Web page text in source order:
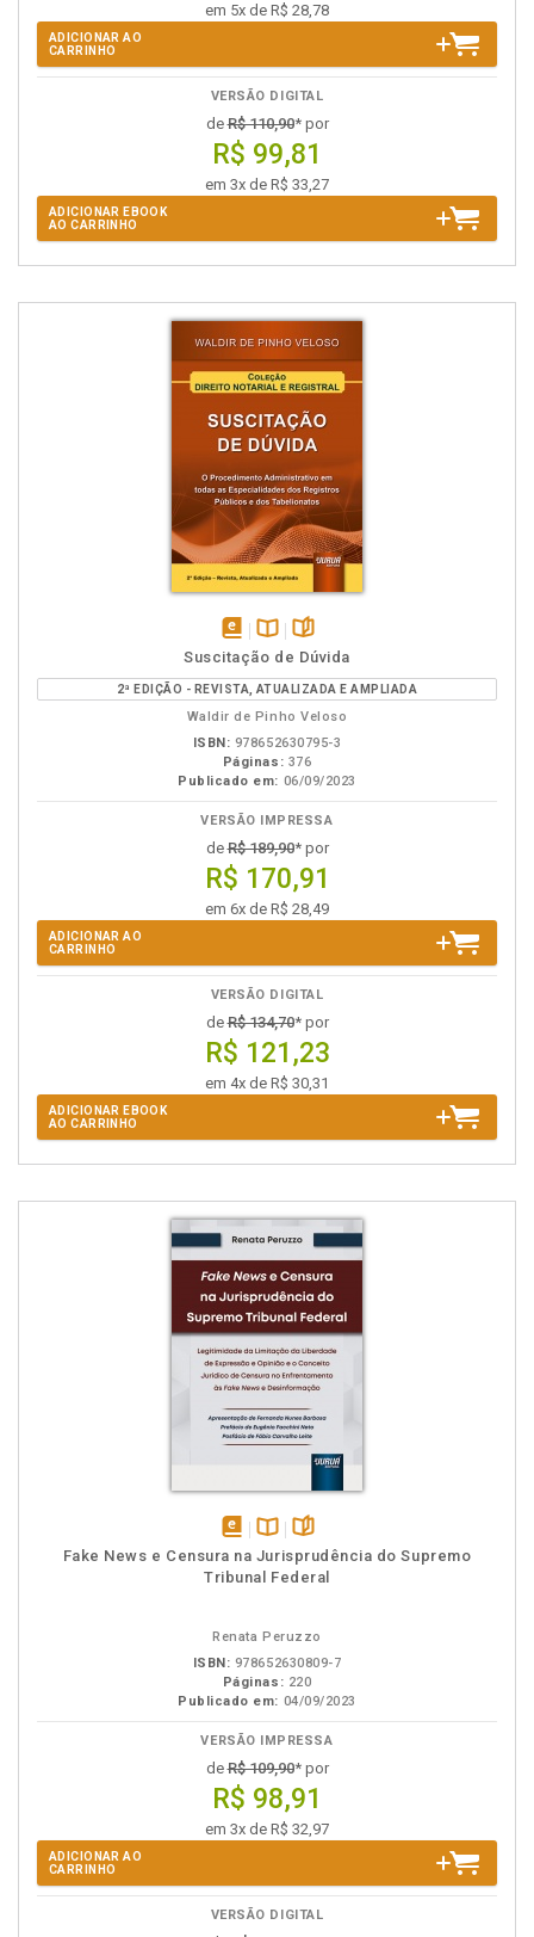
em 5x de R$ 28,78
ADICIONAR AO
CARRINHO
VERSÃO DIGITAL
deR$ 110,90* por
R$ 99,81
em 3x de R$ 33,27
ADICIONAR EBOOK
AO CARRINHO
disponível
em
eBook
Disponível
na
B.V.
páginas
Suscitação de Dúvida
2ª EDIÇÃO - REVISTA, ATUALIZADA E AMPLIADA
Waldir de Pinho Veloso
ISBN: 978652630795-3
Páginas: 376
Publicado em: 06/09/2023
VERSÃO IMPRESSA
deR$ 189,90* por
R$ 170,91
em 6x de R$ 28,49
ADICIONAR AO
CARRINHO
VERSÃO DIGITAL
deR$ 134,70* por
R$ 121,23
em 4x de R$ 30,31
ADICIONAR EBOOK
AO CARRINHO
disponível
em
Disponível
na
páginas
Fake News e Censura na Jurisprudência do Supremo
Tribunal Federal
Renata Peruzzo
ISBN: 978652630809-7
Páginas: 220
Publicado em: 04/09/2023
VERSÃO IMPRESSA
deR$ 109,90* por
R$ 98,91
em 3x de R$ 32,97
ADICIONAR AO
CARRINHO
VERSÃO DIGITAL